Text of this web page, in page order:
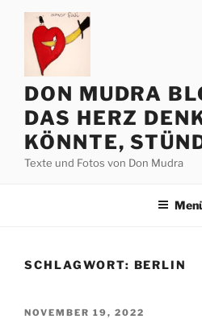
Zum
springen
DON MUDRA
DAS HERZ
KÖNNTE,
Texte und Fotos von Don Mudra
SCHLAGWORT: BERLIN
VERÖFFENTLICHT
NOVEMBER 19, 2022